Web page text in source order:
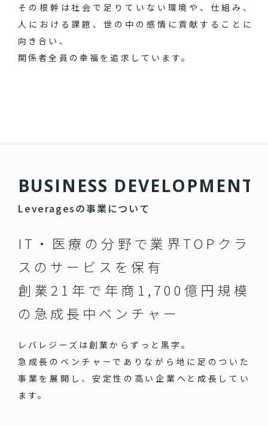
その根幹は社会で足りていない環境や、仕組み、
人における課題、世の中の感情に貢献することに
向き合い、
関係者全員の幸福を追求しています。
BUSIN ESS DEVELOPM ENT
Leveragesの事業について
IT・医療の分野で業界TOPクラ
スのサービスを保有
創業21年で年商1,700億円規模
の急成長中ベンチャー
レバレジーズは創業からずっと黒字。
急成長のベンチャーでありながら地に足のついた
事業を展開し、安定性の高い企業へと成長してい
ます。